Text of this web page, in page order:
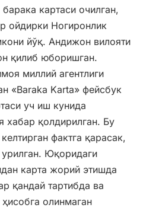
картаси очилган,
ойдирки Ногиронлик
йўқ. Андижон вилояти
қилиб юборишган.
миллий агентлиги
«Baraka Karta» фейсбук
уч иш кунида
хабар қолдирилган. Бу
фактга қарасак,
Юқоридаги
карта жорий этишда
қандай тартибда ва
олинмаган